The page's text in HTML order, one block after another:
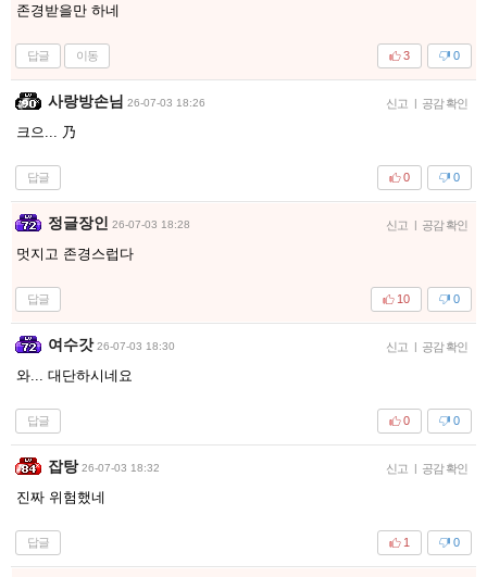
존경받을만 하네
답글 이동 0
3
사랑방손님 26-07-03 18:26 신고 | 공감 확인
크으... 乃
답글 0
0
정글장인 26-07-03 18:28 신고 | 공감 확인
멋지고 존경스럽다
답글 0
10
여수갓 26-07-03 18:30 신고 | 공감 확인
와... 대단하시네요
답글 0
0
잡탕 26-07-03 18:32 신고 | 공감 확인
진짜 위험했네
답글 0
1